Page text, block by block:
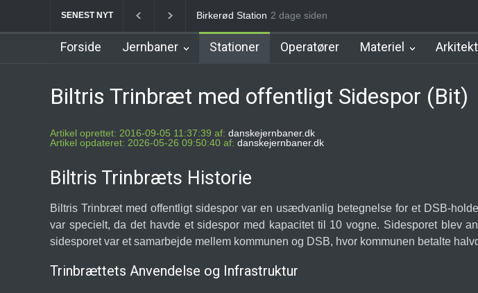
SENEST NYT Allerød Station Favrholm Station
2 dage siden
Forside Jernbaner Stationer Operatører Materiel Arkitekt
Biltris Trinbræt med offentligt Sidespor (Bit)
Artikel oprettet: 2016-09-05 11:37:39 af: danskejernbaner.dk
Artikel opdateret: 2026-05-26 09:50:40 af: danskejernbaner.dk
Biltris Trinbræts Historie
Biltris Trinbræt med offentligt sidespor var en usædvanlig betegnelse for et DSB-
var specielt, da det havde et sidespor med kapacitet til 10 vogne. Sidesporet blev
sidesporet var et samarbejde mellem kommunen og DSB, hvor kommunen betalte
Trinbrættets Anvendelse og Infrastruktur